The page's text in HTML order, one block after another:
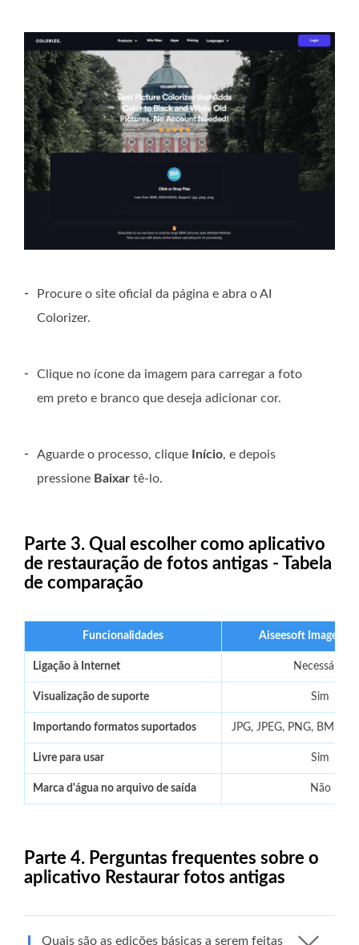
-
Procure o site oficial da página e abra o AI
Colorizer.
-
Clique no ícone da imagem para carregar a foto
em preto e branco que deseja adicionar cor.
- Aguarde o processo, clique Início, e depois
pressione Baixar tê-lo.
Parte 3. Qual escolher como aplicativo
de restauração de fotos antigas - Tabela
de comparação
Funcionalidades Aiseesoft Image
Ligação à Internet Necessário
Visualização de suporte Sim
Importando formatos suportados JPG, JPEG, PNG, BMP e
Livre para usar Sim
Marca d'água no arquivo de saída Não
Parte 4. Perguntas frequentes sobre o
aplicativo Restaurar fotos antigas
Quais são as edições básicas a serem feitas